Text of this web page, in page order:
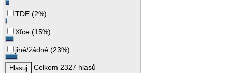
TDE (2%)
Xfce (15%)
jiné/žádné (23%)
Celkem 2327 hlasů